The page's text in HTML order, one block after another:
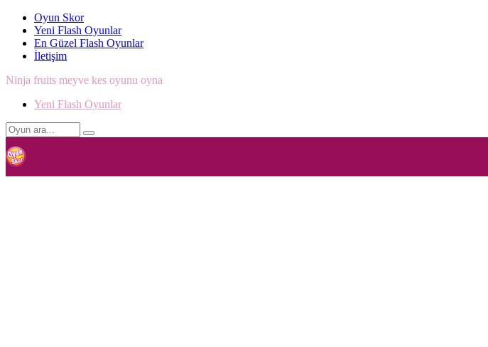
Oyun Skor
Yeni Flash Oyunlar
En Güzel Flash Oyunlar
İletişim
Ninja fruits meyve kes oyunu oyna
Yeni Flash Oyunlar